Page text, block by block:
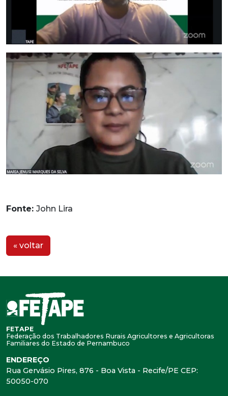
Fonte: John Lira
« voltar
FETAPE
Federação dos Trabalhadores Rurais Agricultores e Agricultoras
Familiares do Estado de Pernambuco
ENDEREÇO
Rua Gervásio Pires, 876 - Boa Vista - Recife/PE CEP:
50050-070